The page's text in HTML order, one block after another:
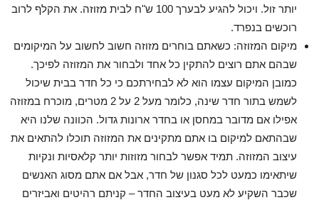
יותר זול. ויכול להגיע לבערך 100 ש"ח לבית מזוזה. את הקלף לרוב
רוכשים בנפרד.
מיקום המזוזה: כשאתם בוחרים מזוזה חשוב לחשוב על המיקומים
שבהם אתם רוצים להתקין כל אחד ולבחור את המזוזה לפיכך.
כמובן המיקום עצמו הוא לא לבחירתכם כי כל חדר בבית שיכול
לשמש בתור חדר שינה, כלומר מעל 2 על 2 מטרים, מוכרח במזוזה
אפילו אם מדובר במחסן או בחדר ארונות גדול. הכוונה שלנו היא
שבהתאם למיקום בו אתם מתקינים את המזוזה תוכלו להתאים את
עיצוב המזוזה. תמיד אפשר לבחור מזוזות יותר קלאסיות ונקיות
שיתאימו כמעט לכל סגנון של חדר, אבל אם אתם מסוג האנשים
שכבר השקיע לא מעט בעיצוב החדר – קניתם רהיטים ואביזרים